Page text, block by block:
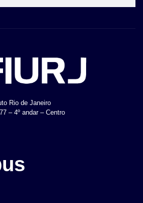
Rio de Janeiro
– 4º andar – Centro